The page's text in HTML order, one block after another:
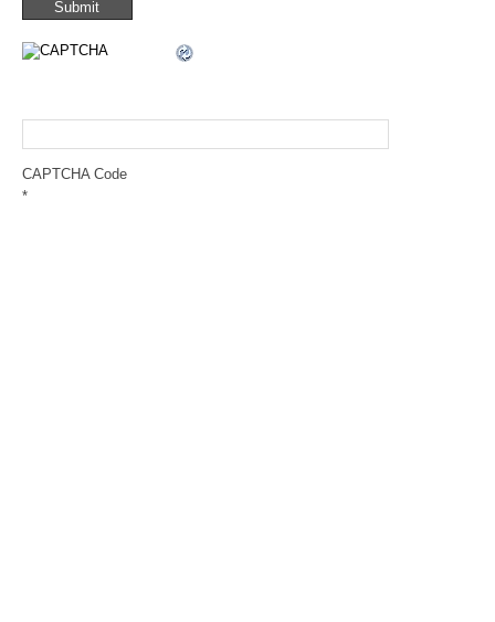
CAPTCHA Code
*